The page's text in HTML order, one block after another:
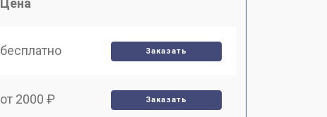
бесплатно Заказать
от 2000 ₽ Заказать